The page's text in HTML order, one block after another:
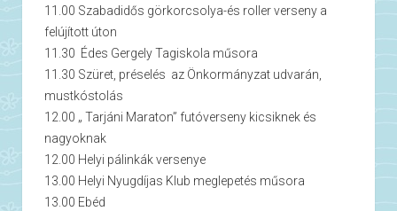
11.00 Szabadidős görkorcsolya-és roller verseny a
felújított úton
11.30 Édes Gergely Tagiskola műsora
11.30 Szüret, préselés az Önkormányzat udvarán,
mustkóstolás
12.00 „ Tarjáni Maraton” futóverseny kicsiknek és
nagyoknak
12.00 Helyi pálinkák versenye
13.00 Helyi Nyugdíjas Klub meglepetés műsora
13.00 Ebéd